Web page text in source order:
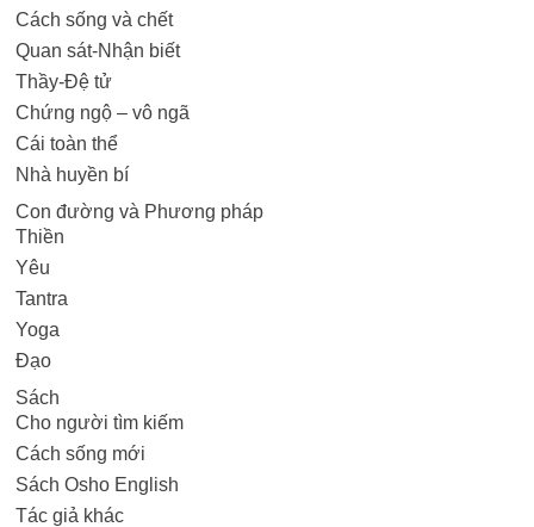
Cách sống và chết
Quan sát-Nhận biết
Thầy-Đệ tử
Chứng ngộ – vô ngã
Cái toàn thể
Nhà huyền bí
Con đường và Phương pháp
Thiền
Yêu
Tantra
Yoga
Đạo
Sách
Cho người tìm kiếm
Cách sống mới
Sách Osho English
Tác giả khác